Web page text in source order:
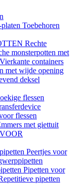
Toebehoren
Rechte
monsterpotten met
Vierkante containers
met wijde opening
deksel
flessen
flessen
met giettuit
Peertjes voor
Pipetten voor
pipetten